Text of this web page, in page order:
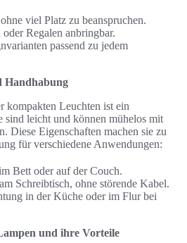
viel Platz zu beanspruchen.
Regalen anbringbar.
passend zu jedem
Handhabung
kompakten Leuchten ist ein
sind leicht und können mühelos mit
Diese Eigenschaften machen sie zu
für verschiedene Anwendungen:
Bett oder auf der Couch.
Schreibtisch, ohne störende Kabel.
in der Küche oder im Flur bei
und ihre Vorteile